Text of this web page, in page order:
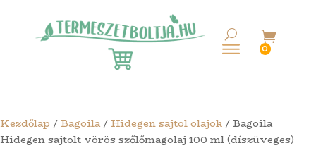

0
Kezdőlap / Bagoila/ Hidegen sajtol olajok / Bagoila
Hidegen sajtolt vörös szőlőmagolaj 100 ml (díszüveges)